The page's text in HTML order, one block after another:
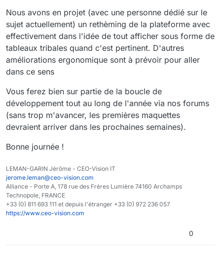
Nous avons en projet (avec une personne dédié sur le
sujet actuellement) un rethèming de la plateforme avec
effectivement dans l'idée de tout afficher sous forme de
tableaux tribales quand c'est pertinent. D'autres
améliorations ergonomique sont à prévoir pour aller
dans ce sens
Vous ferez bien sur partie de la boucle de
développement tout au long de l'année via nos forums
(sans trop m'avancer, les premières maquettes
devraient arriver dans les prochaines semaines).
Bonne journée !
LEMAN-GARIN Jérôme - CEO-Vision IT
jerome.leman@ceo-vision.com
Alliance - Porte A, 178 rue des Frères Lumière 74160 Archamps
Technopole, FRANCE
+33 (0) 811 693 111 et depuis l'étranger +33 (0) 972 236 057
https://www.ceo-vision.com
0